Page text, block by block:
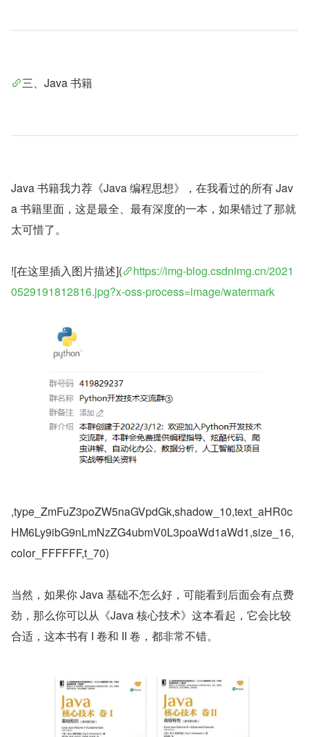
三、Java 书籍
Java 书籍我力荐《Java 编程思想》，在我看过的所有 Jav
a 书籍里面，这是最全、最有深度的一本，如果错过了那就
太可惜了。
![在这里插入图片描述](
https://img-blog.csdnimg.cn/2021
0529191812816.jpg?x-oss-process=image/watermark
,type_ZmFuZ3poZW5naGVpdGk,shadow_10,text_aHR0c
HM6Ly9ibG9nLmNzZG4ubmV0L3poaWd1aWd1,size_16,
color_FFFFFF,t_70)
当然，如果你 Java 基础不怎么好，可能看到后面会有点费
劲，那么你可以从《Java 核心技术》这本看起，它会比较
合适，这本书有 I 卷和 II 卷，都非常不错。